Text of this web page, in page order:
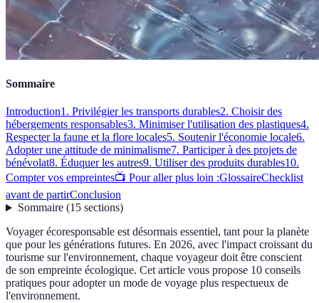
Sommaire
Introduction1. Privilégier les transports durables2. Choisir des
hébergements responsables3. Minimiser l'utilisation des plastiques4.
Respecter la faune et la flore locales5. Soutenir l'économie locale6.
Adopter une attitude de minimalisme7. Participer à des projets de
bénévolat8. Éduquer les autres9. Utiliser des produits durables10.
Compter vos empreintes📺 Pour aller plus loin :GlossaireChecklist
avant de partirConclusion
Sommaire(15 sections)
Voyager écoresponsable est désormais essentiel, tant pour la planète
que pour les générations futures. En 2026, avec l'impact croissant du
tourisme sur l'environnement, chaque voyageur doit être conscient
de son empreinte écologique. Cet article vous propose 10 conseils
pratiques pour adopter un mode de voyage plus respectueux de
l'environnement.